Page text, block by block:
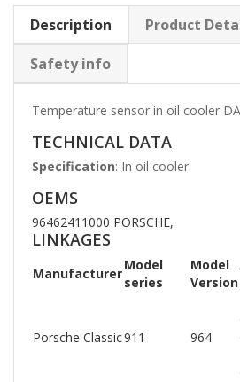
Description
Product
Safety info
Temperature sensor in oil cooler
TECHNICAL DATA
Specification: In oil cooler
OEMS
96462411000 PORSCHE,
LINKAGES
Manufacturer
Model
series
Model
Version
Porsche Classic911 964